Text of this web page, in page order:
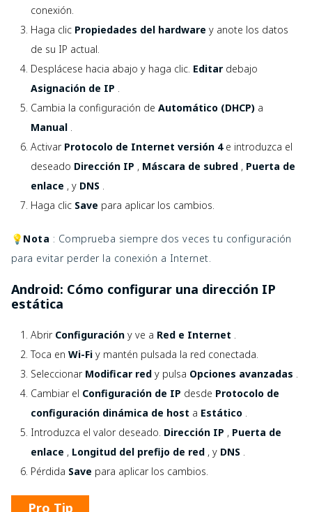
conexión.
Haga clic Propiedades del hardware y anote los datos
de su IP actual.
Desplácese hacia abajo y haga clic. Editar debajo
Asignación de IP
Cambia la configuración de Automático (DHCP) a
Manual
Activar Protocolo de Internet versión 4 e introduzca el
deseado Dirección IP , Máscara de subred , Puerta de
enlace , y DNS
Haga clic Save para aplicar los cambios.
💡Nota : Comprueba siempre dos veces tu configuración
para evitar perder la conexión a Internet.
Android: Cómo configurar una dirección IP
estática
Abrir Configuración y ve a Red e Internet
Toca en Wi-Fi y mantén pulsada la red conectada.
Seleccionar Modificar red y pulsa Opciones avanzadas
Cambiar el Configuración de IP desde Protocolo de
configuración dinámica de host a Estático
Introduzca el valor deseado. Dirección IP , Puerta de
enlace , Longitud del prefijo de red , y DNS
Pérdida Save para aplicar los cambios.
Pro Tip